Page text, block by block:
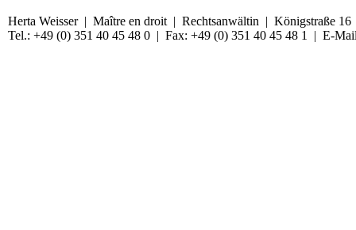
Herta Weisser | Maître en droit | Rechtsanwältin | Königstraße
Tel.: +49 (0) 351 40 45 48 0 | Fax: +49 (0) 351 40 45 48 1 | E-